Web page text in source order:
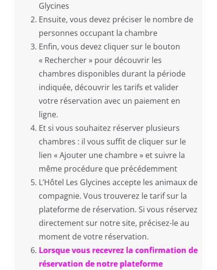
Glycines
Ensuite, vous devez préciser le nombre de
personnes occupant la chambre
Enfin, vous devez cliquer sur le bouton
« Rechercher » pour découvrir les
chambres disponibles durant la période
indiquée, découvrir les tarifs et valider
votre réservation avec un paiement en
ligne.
Et si vous souhaitez réserver plusieurs
chambres : il vous suffit de cliquer sur le
lien « Ajouter une chambre » et suivre la
même procédure que précédemment
L’Hôtel Les Glycines accepte les animaux de
compagnie. Vous trouverez le tarif sur la
plateforme de réservation. Si vous réservez
directement sur notre site, précisez-le au
moment de votre réservation.
Lorsque vous recevrez la confirmation de
réservation de notre plateforme